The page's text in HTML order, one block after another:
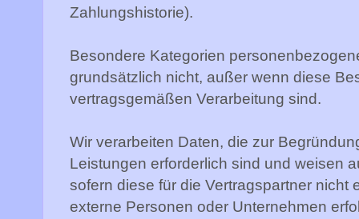
Zahlungshistorie).
Besondere Kategorien
grundsätzlich nicht, außer wenn diese
vertragsgemäßen Verarbeitung sind.
Wir verarbeiten Daten, die zur
Leistungen erforderlich sind und weisen
sofern diese für die Vertragspartner nicht
externe Personen oder Unternehmen